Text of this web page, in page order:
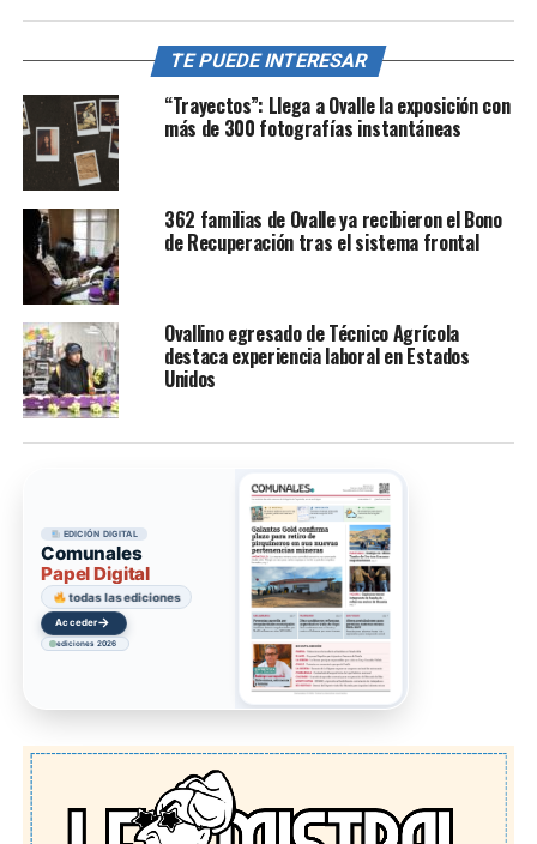
TE PUEDE INTERESAR
“Trayectos”: Llega a Ovalle la exposición con
más de 300 fotografías instantáneas
362 familias de Ovalle ya recibieron el Bono
de Recuperación tras el sistema frontal
Ovallino egresado de Técnico Agrícola
destaca experiencia laboral en Estados
Unidos
EDICIÓN DIGITAL
Comunales
Papel Digital
todas las ediciones
Acceder→
ediciones 2026